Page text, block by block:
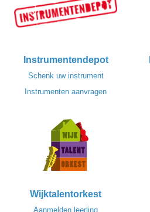
Instrumentendepot
Schenk uw instrument
Instrumenten aanvragen
Wijktalentorkest
Aanmelden leerling